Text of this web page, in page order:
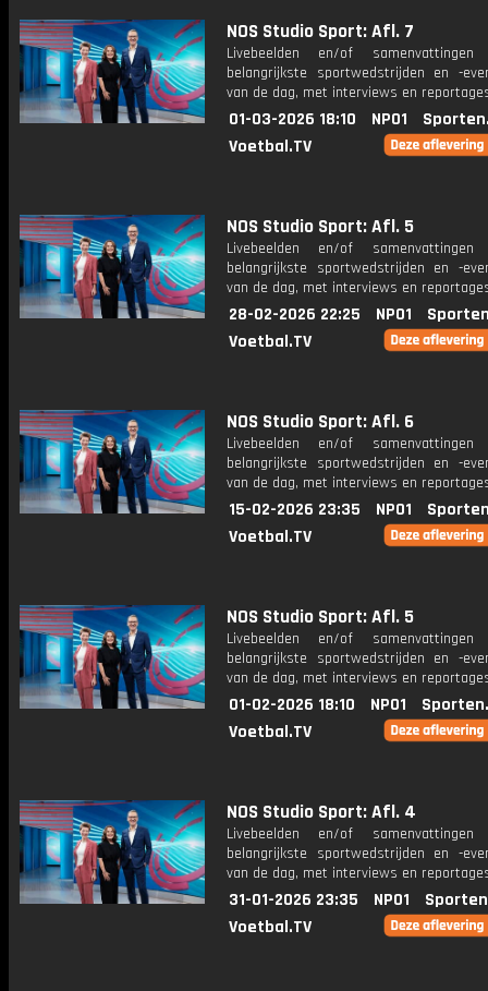
NOS Studio Sport: Afl. 7
Livebeelden en/of
belangrijkste sportwedstrijden en -
van de dag, met interviews en
01-03-2026 18:10 NPO1
Voetbal.TV
NOS Studio Sport: Afl. 5
Livebeelden en/of
belangrijkste sportwedstrijden en -
van de dag, met interviews en
28-02-2026 22:25 NPO1
Voetbal.TV
NOS Studio Sport: Afl. 6
Livebeelden en/of
belangrijkste sportwedstrijden en -
van de dag, met interviews en
15-02-2026 23:35 NPO1
Voetbal.TV
NOS Studio Sport: Afl. 5
Livebeelden en/of
belangrijkste sportwedstrijden en -
van de dag, met interviews en
01-02-2026 18:10 NPO1
Voetbal.TV
NOS Studio Sport: Afl. 4
Livebeelden en/of
belangrijkste sportwedstrijden en -
van de dag, met interviews en
31-01-2026 23:35 NPO1
Voetbal.TV